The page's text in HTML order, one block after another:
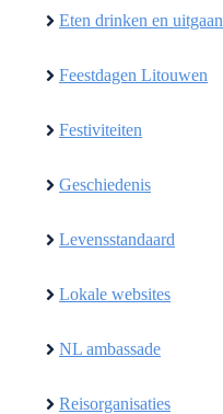
Eten drinken en uitgaan
Feestdagen Litouwen
Festiviteiten
Geschiedenis
Levensstandaard
Lokale websites
NL ambassade
Reisorganisaties